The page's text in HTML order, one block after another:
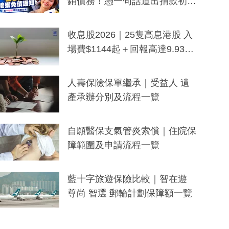
一度被誤當詐騙手段
收息股2026｜25隻高息港股 入
場費$1144起＋回報高達9.93
人壽保險保單繼承｜受益人 遺
產承辦分別及流程一覽
自願醫保支氣管炎索償｜住院保
障範圍及申請流程一覽
藍十字旅遊保險比較｜智在遊
尊尚 智選 郵輪計劃保障額一覽